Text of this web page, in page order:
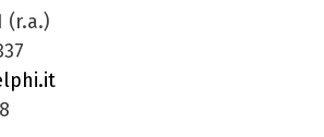
(r.a.)